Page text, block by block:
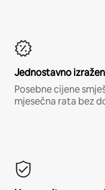
Jednostavno
Posebne cijene
mjesečna rata bez